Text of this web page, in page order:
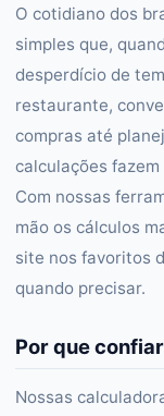
O cotidiano dos
simples que,
desperdício de
restaurante,
compras até
calculações
Com nossas
mão os cálculos
site nos favoritos
quando precisar.
Por que
Nossas